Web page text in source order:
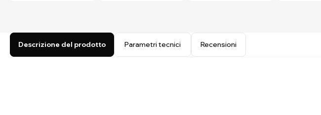
Descrizione del prodotto Parametri tecnici Recensioni